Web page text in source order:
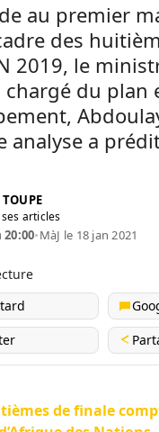
au premier
des
2019, le
du plan
analyse a
articles
20:00•MàJ le 18 jan 2021
de finale